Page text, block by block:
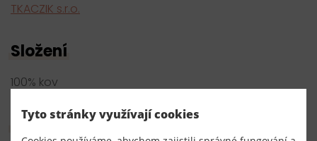
TKACZIK s.r.o.
Složení
100% kov
Hromadný nákup
Tyto stránky využívají cookies